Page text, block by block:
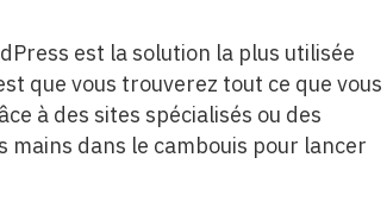
est la solution la plus utilisée
que vous trouverez tout ce que vous
à des sites spécialisés ou des
dans le cambouis pour lancer